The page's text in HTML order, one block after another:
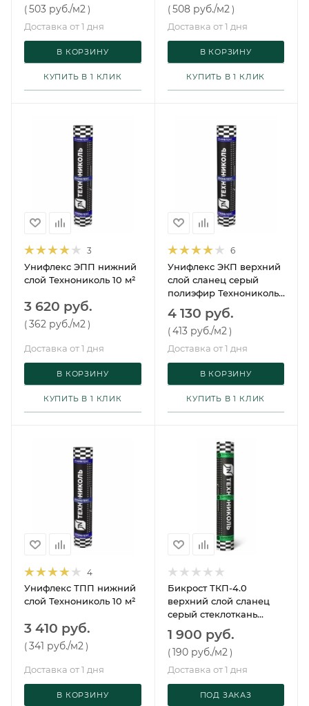
(503 руб./м2)
Доставка от 1 дня
В КОРЗИНУ
КУПИТЬ В 1 КЛИК
(508 руб./м2 )
Доставка от 1 дня
В КОРЗИНУ
КУПИТЬ В 1 КЛИК
3
Унифлекс ЭПП нижний
слой Технониколь 10 м²
3 620 руб.
(362 руб./м2)
Доставка от 1 дня
В КОРЗИНУ
КУПИТЬ В 1 КЛИК
6
Унифлекс ЭКП верхний
слой сланец серый
полиэфир Технониколь
4 130 руб.
(413 руб./м2 )
Доставка от 1 дня
В КОРЗИНУ
КУПИТЬ В 1 КЛИК
4
Унифлекс ТПП нижний
слой Технониколь 10 м²
3 410 руб.
(341 руб./м2 )
Доставка от 1 дня
В КОРЗИНУ
Бикрост ТКП-4.0
верхний слой сланец
серый стеклоткань
Технониколь 10 м²
1 900 руб.
(190 руб./м2 )
Доставка от 1 дня
ПОД ЗАКАЗ